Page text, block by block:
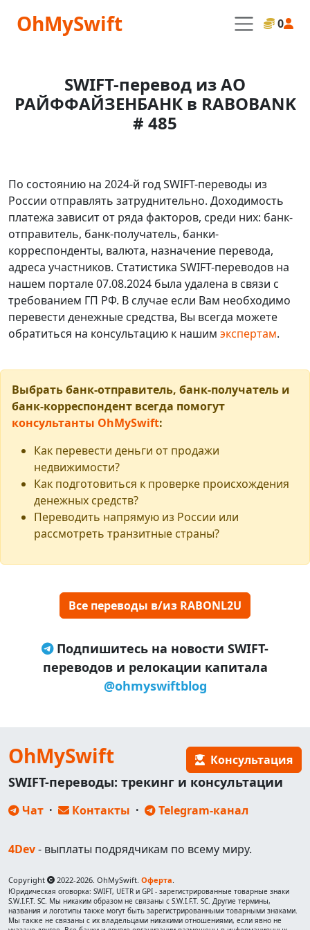
OhMySwift 0
SWIFT-перевод из АО
РАЙФФАЙЗЕНБАНК в RABOBANK
# 485
По состоянию на 2024-й год SWIFT-переводы из
России отправлять затруднительно. Доходимость
платежа зависит от ряда факторов, среди них: банк-
отправитель, банк-получатель, банки-
корреспонденты, валюта, назначение перевода,
адреса участников. Статистика SWIFT-переводов на
нашем портале 07.08.2024 была удалена в связи с
требованием ГП РФ. В случае если Вам необходимо
перевести денежные средства, Вы всегда можете
обратиться на консультацию к нашим экспертам.
Выбрать банк-отправитель, банк-получатель и
банк-корреспондент всегда помогут
консультанты OhMySwift:
Как перевести деньги от продажи
недвижимости?
Как подготовиться к проверке происхождения
денежных средств?
Переводить напрямую из России или
рассмотреть транзитные страны?
Все переводы в/из RABONL2U
Подпишитесь на новости SWIFT-
переводов и релокации капитала
@ohmyswiftblog
OhMySwift Консультация
SWIFT-переводы: трекинг и консультации
Чат · Контакты · Telegram-канал
4Dev- выплаты подрядчикам по всему миру.
Copyright 2022-2026. OhMySwift. Оферта.
Юридическая оговорка: SWIFT, UETR и GPI - зарегистрированные товарные знаки
S.W.I.F.T. SC. Мы никаким образом не связаны с S.W.I.F.T. SC. Другие термины,
названия и логотипы также могут быть зарегистрированными товарными знаками.
Мы также не связаны с их владельцами никакими отношениями, если явно не